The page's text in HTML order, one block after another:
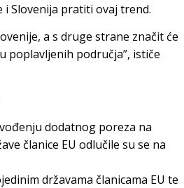
i Slovenija pratiti ovaj trend.
a s druge strane značit će
poplavljenih područja”, ističe
dodatnog poreza na
članice EU odlučile su se na
državama članicama EU te